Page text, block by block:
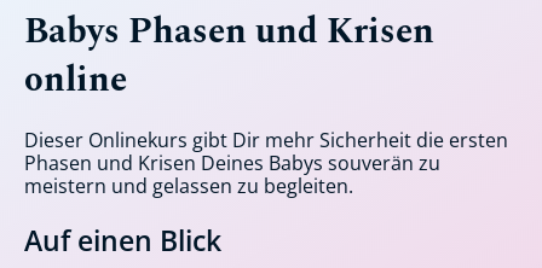
Babys Phasen und Krisen
online
Dieser Onlinekurs gibt Dir mehr Sicherheit die ersten
Phasen und Krisen Deines Babys souverän zu
meistern und gelassen zu begleiten.
Auf einen Blick